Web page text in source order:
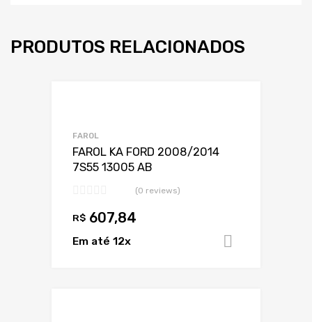
PRODUTOS RELACIONADOS
FAROL
FAROL KA FORD 2008/2014
7S55 13005 AB
(0 reviews)
R$ 607,84
Em até 12x